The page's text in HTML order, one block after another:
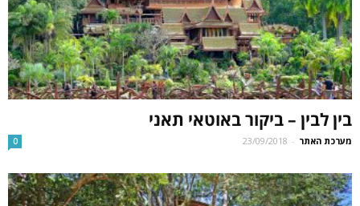
בין לבין – ביקור באוטאי תאני
מערכת האתר -
23/09/2018
0